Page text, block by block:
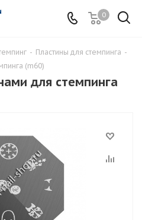
0
- Пластины для стемпинга -
(m60)
для стемпинга